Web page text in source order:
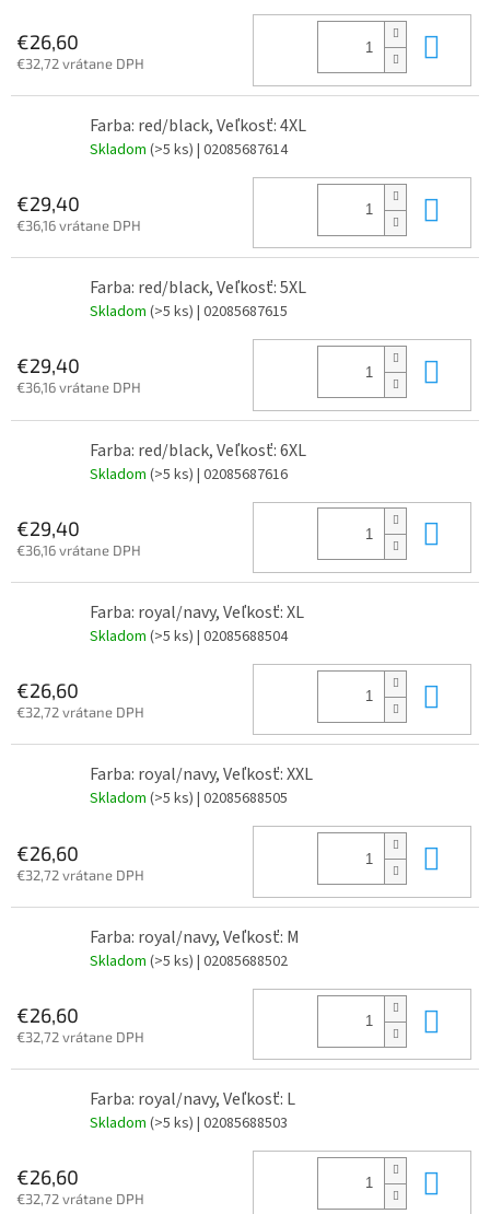
€26,60
€32,72 vrátane DPH
Farba: red/black, Veľkosť: 4XL
Skladom (>5 ks) | 02085687614
€29,40
€36,16 vrátane DPH
Farba: red/black, Veľkosť: 5XL
Skladom (>5 ks) | 02085687615
€29,40
€36,16 vrátane DPH
Farba: red/black, Veľkosť: 6XL
Skladom (>5 ks) | 02085687616
€29,40
€36,16 vrátane DPH
Farba: royal/navy, Veľkosť: XL
Skladom (>5 ks) | 02085688504
€26,60
€32,72 vrátane DPH
Farba: royal/navy, Veľkosť: XXL
Skladom (>5 ks) | 02085688505
€26,60
€32,72 vrátane DPH
Farba: royal/navy, Veľkosť: M
Skladom (>5 ks) | 02085688502
€26,60
€32,72 vrátane DPH
Farba: royal/navy, Veľkosť: L
Skladom (>5 ks) | 02085688503
€26,60
€32,72 vrátane DPH